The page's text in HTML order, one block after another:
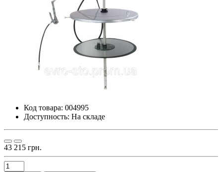
Код товара: 004995
Доступность: На складе
43 215 грн.